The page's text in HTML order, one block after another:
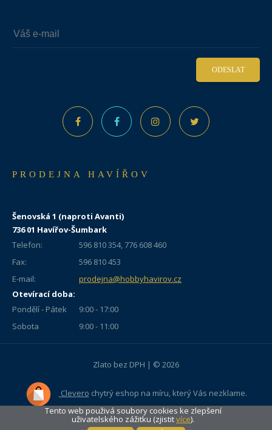
ODESLAT
PRODEJNA HAVÍŘOV
Šenovská 1 (naproti Avanti)
736 01 Havířov-Šumbark
Telefon:
596 810 354, 776 608 460
Fax:
596 810 453
E-mail:
prodejna@hobbyhavirov.cz
Otevírací doba:
Pondělí - Pátek
9:00 - 17:00
Sobota
9:00 - 11:00
Zlato bez DPH | © 2026
Clevero chytrý eshop na míru, který Vás nezklame.
Tento web použivá soubory cookies ke zlepšení
uživatelského zážitku (zjistitvíce).